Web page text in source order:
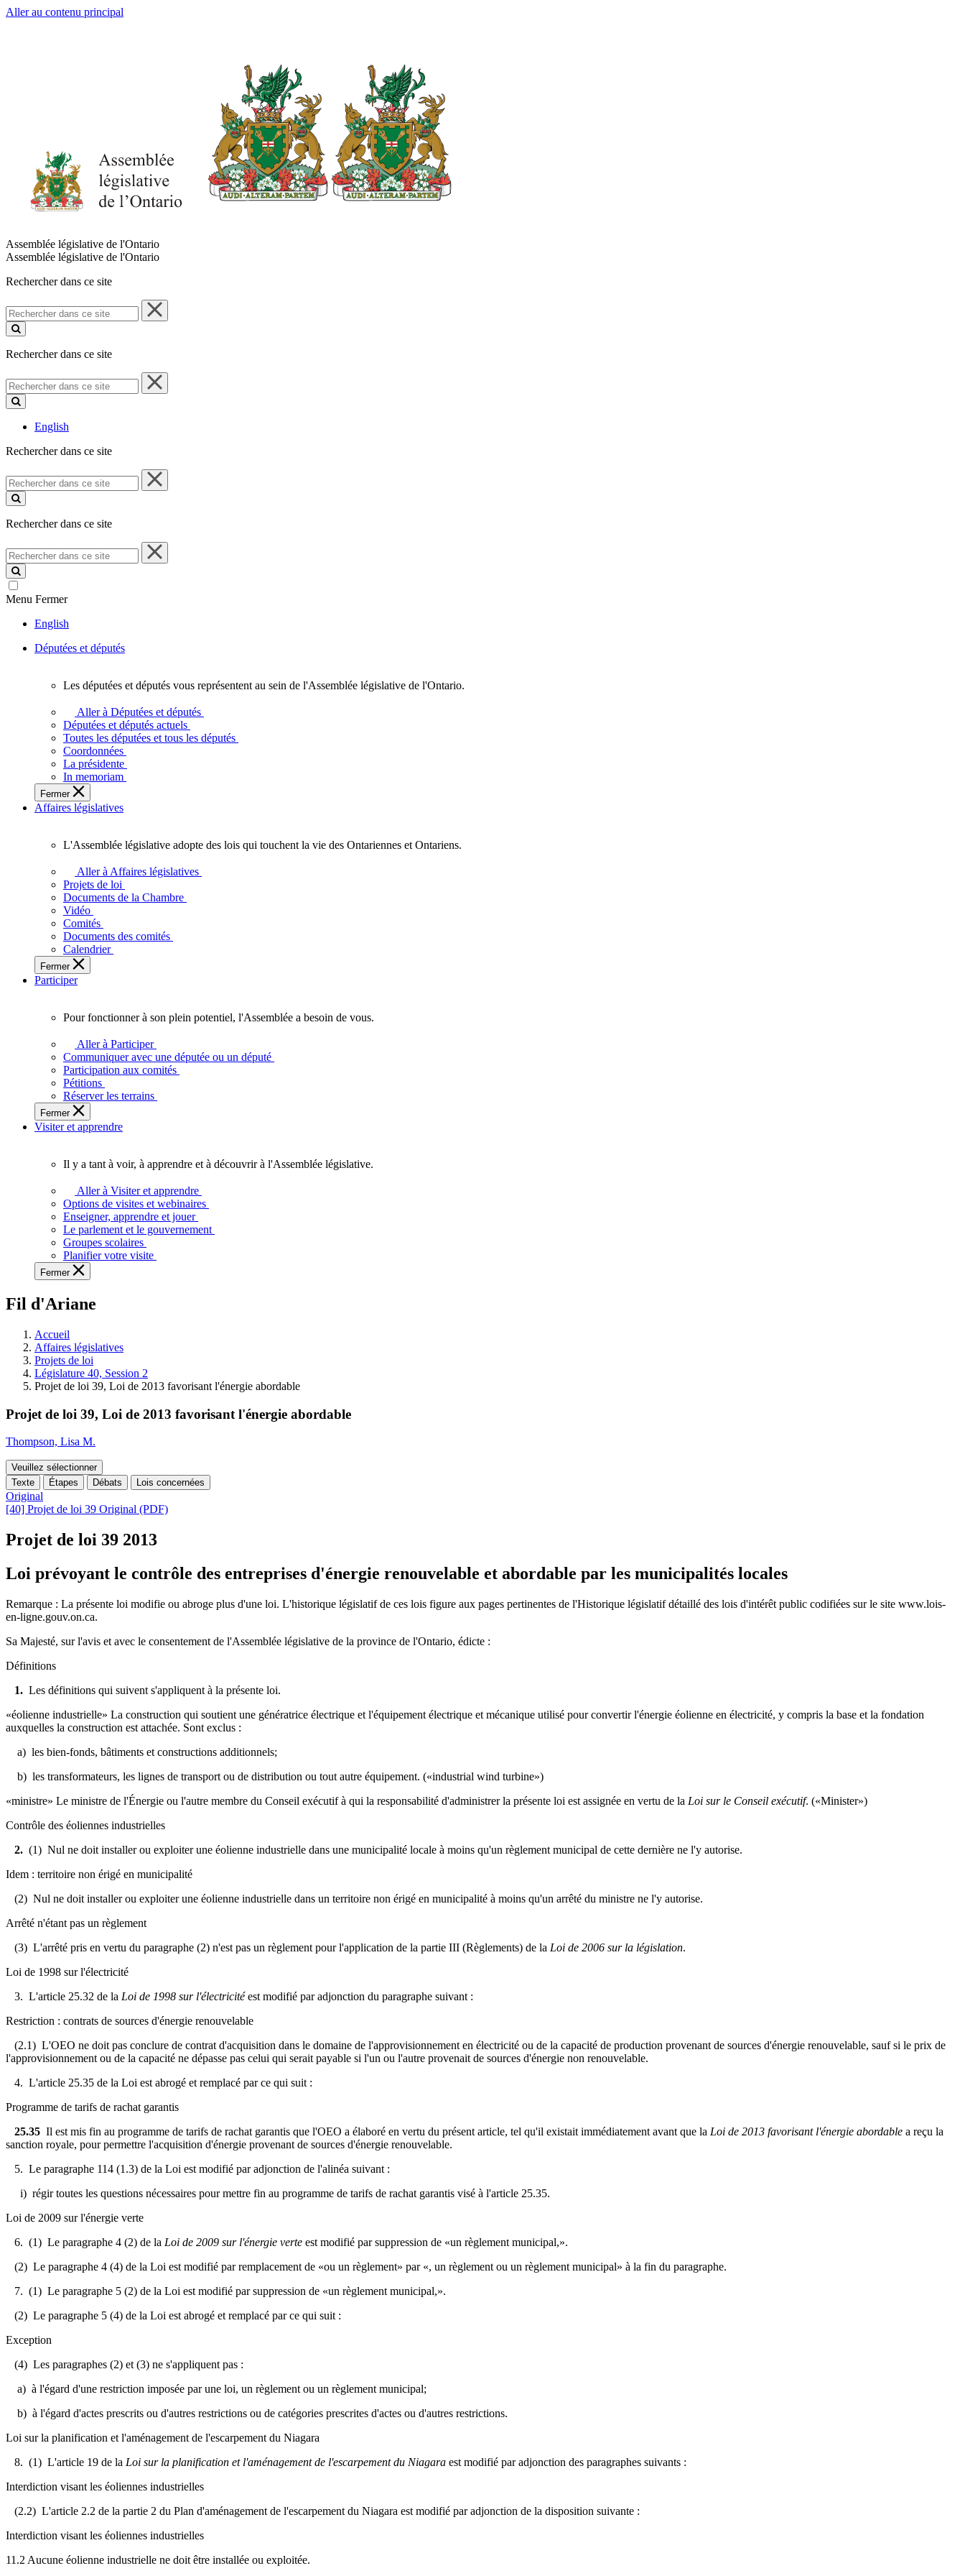
Aller au contenu principal
Assemblée législative de l'Ontario
Assemblée législative de l'Ontario
Rechercher dans ce site
Rechercher
dans
ce
Rechercher dans ce site
Rechercher
dans
ce
English
Rechercher dans ce site
Rechercher
dans
ce
Rechercher dans ce site
Rechercher
dans
ce
site
Menu Fermer
English
Députées et députés
députées
députés
vous
représentent
sein
de
l'Assemblée
l'Ontario.
Les députées et députés vous représentent au sein de l'Assemblée législative de l'Ontario.
Aller à Députées et députés
Députées et députés actuels
Toutes les députées et tous les députés
Coordonnées
La présidente
In memoriam
Fermer
Affaires législatives
législative
adopte
touchent
vie
des
Ontariennes
Ontariens.
L'Assemblée législative adopte des lois qui touchent la vie des Ontariennes et Ontariens.
Aller à Affaires législatives
Projets de loi
Documents de la Chambre
Vidéo
Comités
Documents des comités
Calendrier
Fermer
Participer
fonctionner
plein
potentiel,
l'Assemblée
a
besoin
Pour fonctionner à son plein potentiel, l'Assemblée a besoin de vous.
Aller à Participer
Communiquer avec une députée ou un député
Participation aux comités
Pétitions
Réserver les terrains
Fermer
Visiter et apprendre
voir,
apprendre
et
découvrir
l'Assemblée
législative.
Il y a tant à voir, à apprendre et à découvrir à l'Assemblée législative.
Aller à Visiter et apprendre
Options de visites et webinaires
Enseigner, apprendre et jouer
Le parlement et le gouvernement
Groupes scolaires
Planifier votre visite
Fermer
Fil d'Ariane
Accueil
Affaires législatives
Projets de loi
Législature 40, Session 2
Projet de loi 39, Loi de 2013 favorisant l'énergie abordable
Projet de loi 39, Loi de 2013 favorisant l'énergie abordable
Thompson, Lisa M.
Veuillez sélectionner
Texte
Étapes Débats Lois concernées
Original
[40] Projet de loi 39 Original (PDF)
Projet de loi 39 2013
Loi prévoyant le contrôle des entreprises d'énergie renouvelable et abordable par les municipalités locales
Remarque : La présente loi modifie ou abroge plus d'une loi. L'historique législatif de ces lois figure aux pages pertinentes de l'Historique législatif détaillé des lois d'intérêt public codifiées sur le site www.lois-
en-ligne.gouv.on.ca.
Sa Majesté, sur l'avis et avec le consentement de l'Assemblée législative de la province de l'Ontario, édicte :
Définitions
1. Les définitions qui suivent s'appliquent à la présente loi.
«éolienne industrielle» La construction qui soutient une génératrice électrique et l'équipement électrique et mécanique utilisé pour convertir l'énergie éolienne en électricité, y compris la base et la fondation
auxquelles la construction est attachée. Sont exclus :
a) les bien-fonds, bâtiments et constructions additionnels;
b) les transformateurs, les lignes de transport ou de distribution ou tout autre équipement. («industrial wind turbine»)
«ministre» Le ministre de l'Énergie ou l'autre membre du Conseil exécutif à qui la responsabilité d'administrer la présente loi est assignée en vertu de la Loi sur le Conseil exécutif. («Minister»)
Contrôle des éoliennes industrielles
2. (1) Nul ne doit installer ou exploiter une éolienne industrielle dans une municipalité locale à moins qu'un règlement municipal de cette dernière ne l'y autorise.
Idem : territoire non érigé en municipalité
(2) Nul ne doit installer ou exploiter une éolienne industrielle dans un territoire non érigé en municipalité à moins qu'un arrêté du ministre ne l'y autorise.
Arrêté n'étant pas un règlement
(3) L'arrêté pris en vertu du paragraphe (2) n'est pas un règlement pour l'application de la partie III (Règlements) de la Loi de 2006 sur la législation.
Loi de 1998 sur l'électricité
3. L'article 25.32 de la Loi de 1998 sur l'électricitéest modifié par adjonction du paragraphe suivant :
Restriction : contrats de sources d'énergie renouvelable
(2.1) L'OEO ne doit pas conclure de contrat d'acquisition dans le domaine de l'approvisionnement en électricité ou de la capacité de production provenant de sources d'énergie renouvelable, sauf si le prix de
l'approvisionnement ou de la capacité ne dépasse pas celui qui serait payable si l'un ou l'autre provenait de sources d'énergie non renouvelable.
4. L'article 25.35 de la Loi est abrogé et remplacé par ce qui suit :
Programme de tarifs de rachat garantis
25.35 Il est mis fin au programme de tarifs de rachat garantis que l'OEO a élaboré en vertu du présent article, tel qu'il existait immédiatement avant que la Loi de 2013 favorisant l'énergie abordable a reçu la
sanction royale, pour permettre l'acquisition d'énergie provenant de sources d'énergie renouvelable.
5. Le paragraphe 114 (1.3) de la Loi est modifié par adjonction de l'alinéa suivant :
i) régir toutes les questions nécessaires pour mettre fin au programme de tarifs de rachat garantis visé à l'article 25.35.
Loi de 2009 sur l'énergie verte
6. (1) Le paragraphe 4 (2) de la Loi de 2009 sur l'énergie verte est modifié par suppression de «un règlement municipal,».
(2) Le paragraphe 4 (4) de la Loi est modifié par remplacement de «ou un règlement» par «, un règlement ou un règlement municipal» à la fin du paragraphe.
7. (1) Le paragraphe 5 (2) de la Loi est modifié par suppression de «un règlement municipal,».
(2) Le paragraphe 5 (4) de la Loi est abrogé et remplacé par ce qui suit :
Exception
(4) Les paragraphes (2) et (3) ne s'appliquent pas :
a) à l'égard d'une restriction imposée par une loi, un règlement ou un règlement municipal;
b) à l'égard d'actes prescrits ou d'autres restrictions ou de catégories prescrites d'actes ou d'autres restrictions.
Loi sur la planification et l'aménagement de l'escarpement du Niagara
8. (1) L'article 19 de la Loi sur la planification et l'aménagement de l'escarpement du Niagara est modifié par adjonction des paragraphes suivants :
Interdiction visant les éoliennes industrielles
(2.2) L'article 2.2 de la partie 2 du Plan d'aménagement de l'escarpement du Niagara est modifié par adjonction de la disposition suivante :
Interdiction visant les éoliennes industrielles
11.2 Aucune éolienne industrielle ne doit être installée ou exploitée.